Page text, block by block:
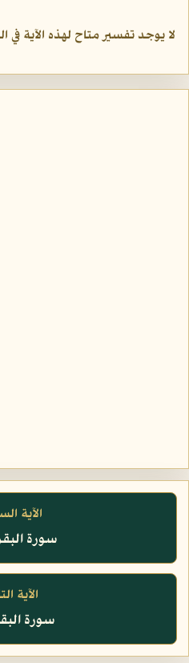
لا يوجد تفسير متاح لهذه الآية في
الآية
سورة
الآية
سورة